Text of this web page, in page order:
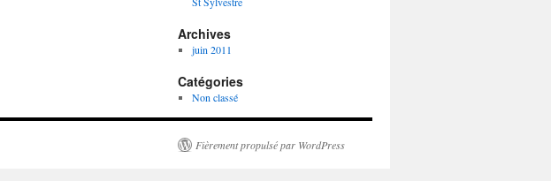
Archives
juin 2011
Catégories
Non classé
Fièrement propulsé par WordPress